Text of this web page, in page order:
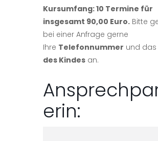
Kursumfang: 10 Termine für
insgesamt 90,00 Euro. Bitte
bei einer Anfrage gerne
Ihre Telefonnummer und das
des Kindes an.
erin: